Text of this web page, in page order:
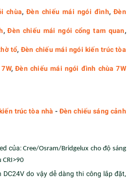
chùa,Đèn chiếu mái ngói đình,Đèn
,Đèn chiếu mái ngói cổng tam quan,
tổ, Đèn chiếu mái ngói kiến trúc tòa
,Đèn chiếu mái ngói đình chùa 7W
trúc tòa nhà - Đèn chiếu sáng cảnh
của:Cree/Osram/Bridgelux cho độ sáng
CRI>90
DC24V do vậy dễ dàng thi công lắp đặt,